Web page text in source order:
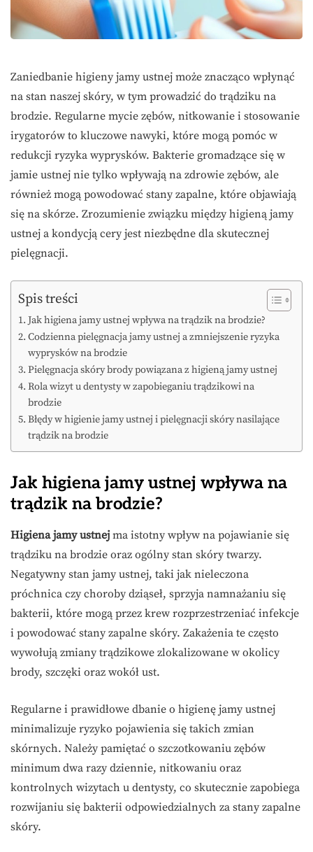
Zaniedbanie higieny jamy ustnej może znacząco wpłynąć
na stan naszej skóry, w tym prowadzić do trądziku na
brodzie. Regularne mycie zębów, nitkowanie i stosowanie
irygatorów to kluczowe nawyki, które mogą pomóc w
redukcji ryzyka wyprysków. Bakterie gromadzące się w
jamie ustnej nie tylko wpływają na zdrowie zębów, ale
również mogą powodować stany zapalne, które objawiają
się na skórze. Zrozumienie związku między higieną jamy
ustnej a kondycją cery jest niezbędne dla skutecznej
pielęgnacji.
Spis treści
Jak higiena jamy ustnej wpływa na trądzik na brodzie?
Codzienna pielęgnacja jamy ustnej a zmniejszenie ryzyka
wyprysków na brodzie
Pielęgnacja skóry brody powiązana z higieną jamy ustnej
Rola wizyt u dentysty w zapobieganiu trądzikowi na
brodzie
Błędy w higienie jamy ustnej i pielęgnacji skóry nasilające
trądzik na brodzie
Jak higiena jamy ustnej wpływa na
trądzik na brodzie?
Higiena jamy ustnej ma istotny wpływ na pojawianie się
trądziku na brodzie oraz ogólny stan skóry twarzy.
Negatywny stan jamy ustnej, taki jak nieleczona
próchnica czy choroby dziąseł, sprzyja namnażaniu się
bakterii, które mogą przez krew rozprzestrzeniać infekcje
i powodować stany zapalne skóry. Zakażenia te często
wywołują zmiany trądzikowe zlokalizowane w okolicy
brody, szczęki oraz wokół ust.
Regularne i prawidłowe dbanie o higienę jamy ustnej
minimalizuje ryzyko pojawienia się takich zmian
skórnych. Należy pamiętać o szczotkowaniu zębów
minimum dwa razy dziennie, nitkowaniu oraz
kontrolnych wizytach u dentysty, co skutecznie zapobiega
rozwijaniu się bakterii odpowiedzialnych za stany zapalne
skóry.